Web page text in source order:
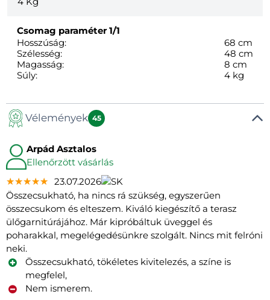
Csomag paraméter1/1
Hosszúság:
68 cm
Szélesség:
48 cm
Magasság:
8 cm
Súly:
4 kg
Vélemények 45
Arpád Asztalos
Ellenőrzött vásárlás
★★★★★
★★★★★
★★★★★ 23.07.2026
Összecsukható, ha nincs rá szükség, egyszerűen
összecsukom és elteszem. Kiváló kiegészítő a terasz
ülőgarnitúrájához. Már kipróbáltuk üveggel és
poharakkal, megelégedésünkre szolgált. Nincs mit felróni
neki.
Összecsukható, tökéletes kivitelezés, a színe is
megfelel,
Nem ismerem.